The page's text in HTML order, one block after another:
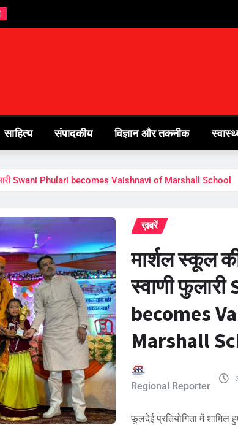
साहित्य संपादकीय विज्ञान और तकनीक
Swani Phulari becomes Vaishnavi of Marshall School
ख़बरें
मार्शल स्कूल
स्वाणी
becomes
Marshall
Regional Reporter
फूलदेई प्रतियोगिता में शामिल